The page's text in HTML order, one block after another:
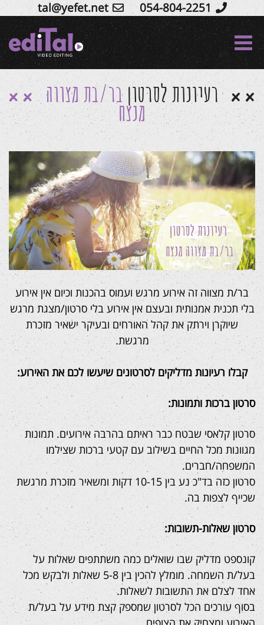
Skip
to
content
054-804-2251
tal@yefet.net
רעיונות לסרטוןבר/בת מצווה
מנצח
בר/ת מצווה זה אירוע מרגש ועמוס בהכנות וכיום אין אירוע
בלי תכנית אמנותית ובעצם אין אירוע בלי סרטון/מצגת מרגש
שיוקרן וירתק את קהל האורחים ובעיקר ישאיר מזכרת
מרגשת.
קבלו רעיונות מדליקים לסרטונים שיעשו לכם את האירוע:
סרטון ברכות ותמונות:
סרטון קלאסי שבטח כבר ראיתם בהרבה אירועים. תמונות
מגוונות מכל החיים בשילוב עם קטעי ברכות שצילמו
המשפחה/חברים.
סרטון כזה בד"כ נע בין 10-15 דקות ומשאיר מזכרת מרגשת
שכייף לצפות בה.
סרטון שאלות-תשובות:
קונספט מדליק שבו שואלים כמה משתתפים שאלות על
בעל/ת השמחה. מומלץ להכין בין 5-8 שאלות ולבקש מכל
אחד לצלם את התשובות לשאלות.
בסוף עורכים הכל לסרטון שמספק קצת מידע על בעל/ת